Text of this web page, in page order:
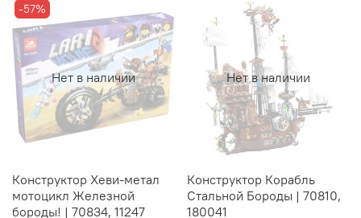
Нет в наличии
-57%
Конструктор Хеви-метал
мотоцикл Железной
бороды! | 70834, 11247
Нет в наличии
Конструктор Корабль
Стальной Бороды | 70810,
180041